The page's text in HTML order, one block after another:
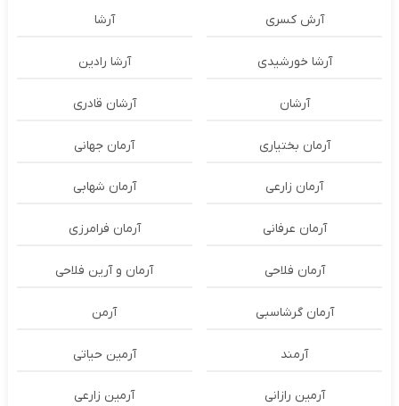
آرش کسری آرشا
آرشا خورشیدی آرشا رادین
آرشان آرشان قادری
آرمان بختیاری آرمان جهانی
آرمان زارعی آرمان شهابی
آرمان عرفانی آرمان فرامرزی
آرمان فلاحی آرمان و آرین فلاحی
آرمان گرشاسبی آرمن
آرمند آرمین حیاتی
آرمین رازانی آرمین زارعی